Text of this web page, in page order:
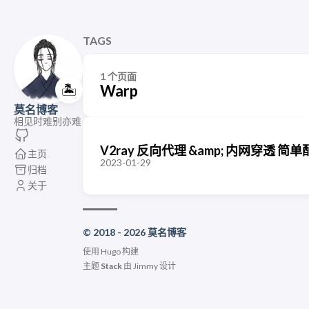
🏝️
莫名博客
相见时难别亦难
主页
归档
关于
TAGS
1 个页面
Warp
V2ray 反向代理 &amp; 内网穿透 简单
2023-01-29
© 2018 - 2026 莫名博客
使用 Hugo构建
主题 Stack 由 Jimmy设计